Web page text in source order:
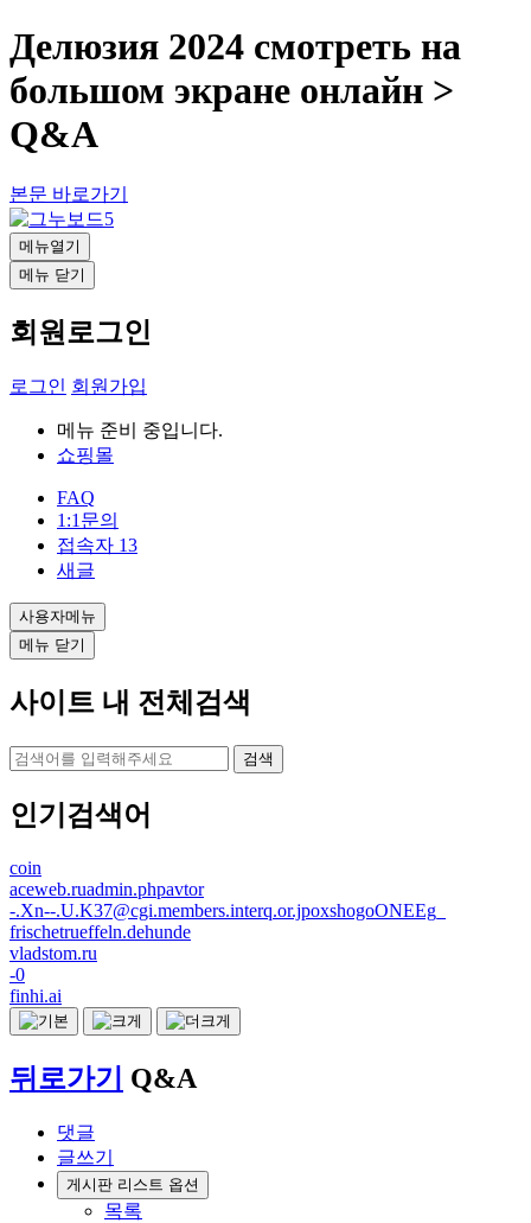
Делюзия 2024 смотреть на
большом экране онлайн >
Q&A
본문 바로가기
메뉴열기
메뉴 닫기
회원로그인
로그인 회원가입
메뉴 준비 중입니다.
쇼핑몰
FAQ
1:1문의
접속자 13
새글
사용자메뉴
메뉴 닫기
사이트 내 전체검색
검색
인기검색어
coin
aceweb.ruadmin.phpavtor
-.Xn--.U.K37@cgi.members.interq.or.jpoxshogoONEEg_
frischetrueffeln.dehunde
vladstom.ru
-0
finhi.ai
뒤로가기 Q&A
댓글
글쓰기
게시판 리스트 옵션
목록